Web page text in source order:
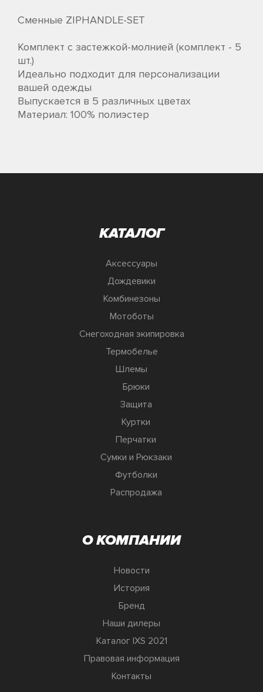
Сменные ZIPHANDLE-SET
Комплект с застежкой-молнией (комплект - 5
шт.)
Идеально подходит для персонализации
вашей одежды
Выпускается в 5 различных цветах
Материал: 100% полиэстер
О КОМПАНИИ
Новости
История
Бренд
Наши дилеры
Каталог IXS 2021
Правовая информация
Контакты
КАТАЛОГ
Аксессуары
Дождевики
Комбинезоны
Мотоботы
Снегоходная экипировка
Термобелье
Шлемы
Брюки
Защита
Куртки
Перчатки
Сумки и Рюкзаки
Футболки
Распродажа